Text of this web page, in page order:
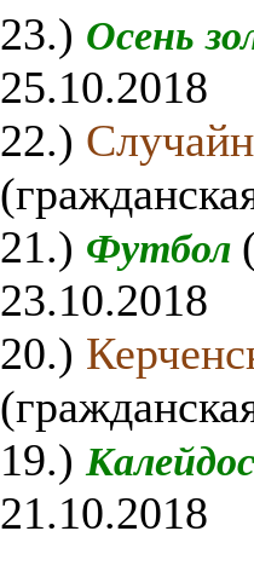
23.) Осень
25.10.2018
22.)
21.) Футбол
23.10.2018
20.)
19.)
21.10.2018